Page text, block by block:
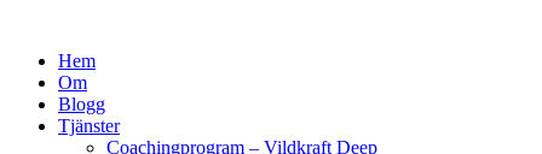
Hem
Om
Blogg
Tjänster
Coachingprogram – Vildkraft Deep